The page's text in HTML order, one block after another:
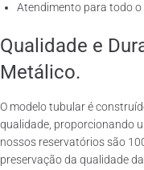
Atendimento para todo o
Qualidade e
Metálico.
O modelo tubular é
qualidade, proporcionando
nossos reservatórios são
preservação da qualidade